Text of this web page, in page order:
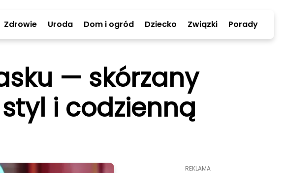
Zdrowie Uroda Dom i ogród Dziecko Związki Porady
— skórzany
i codzienną
REKLAMA